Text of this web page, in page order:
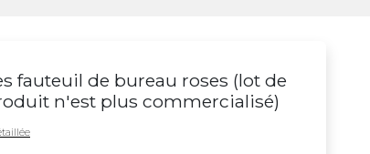
fauteuil de bureau roses (lot de
n'est plus commercialisé)